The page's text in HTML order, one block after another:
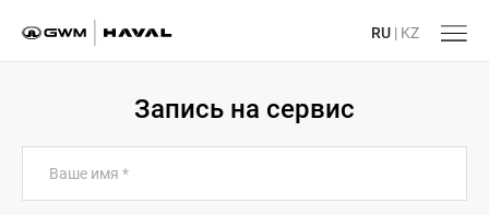
RU | KZ
Запись на сервис
Ваше имя *